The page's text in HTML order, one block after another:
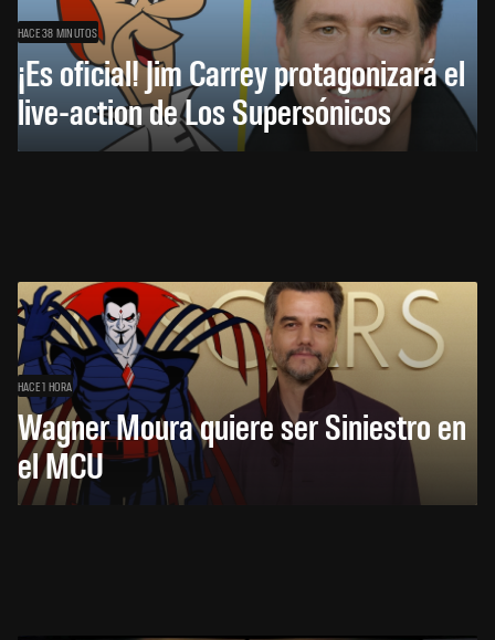
HACE 38 MINUTOS
¡Es oficial! Jim Carrey protagonizará el
live-action de Los Supersónicos
HACE 1 HORA
Wagner Moura quiere ser Siniestro en
el MCU